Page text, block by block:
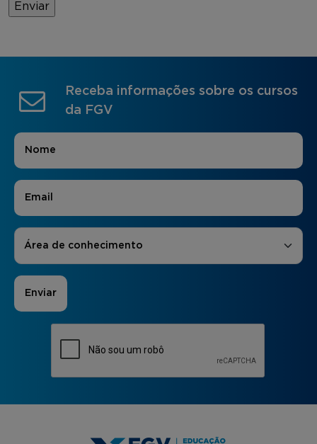
Receba informações sobre os cursos
da FGV
Nome
E-mail
Áreas de Interesse
Área de conhecimento